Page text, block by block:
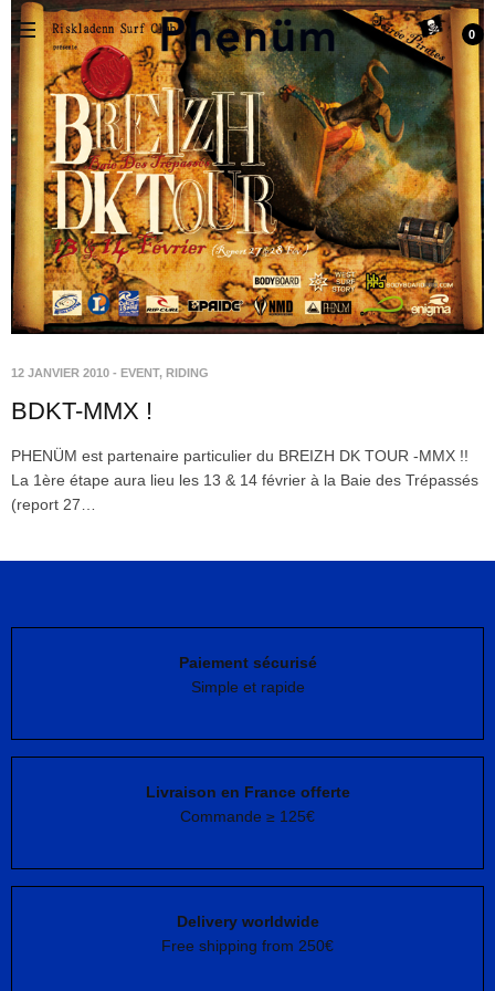
0
12 JANVIER 2010 - EVENT, RIDING
BDKT-MMX !
PHENÜM est partenaire particulier du BREIZH DK TOUR -MMX !!
La 1ère étape aura lieu les 13 & 14 février à la Baie des Trépassés
(report 27…
Paiement sécurisé
Simple et rapide
Livraison en France offerte
Commande ≥ 125€
Delivery worldwide
Free shipping from 250€